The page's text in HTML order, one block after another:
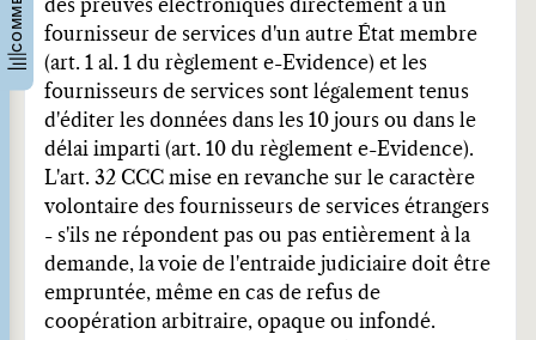
des preuves électroniques directement à un
fournisseur de services d'un autre État membre
(art. 1 al. 1 du règlement e-Evidence) et les
fournisseurs de services sont légalement tenus
d'éditer les données dans les 10 jours ou dans le
délai imparti (art. 10 du règlement e-Evidence).
L'art. 32 CCC mise en revanche sur le caractère
volontaire des fournisseurs de services étrangers
- s'ils ne répondent pas ou pas entièrement à la
demande, la voie de l'entraide judiciaire doit être
empruntée, même en cas de refus de
coopération arbitraire, opaque ou infondé.